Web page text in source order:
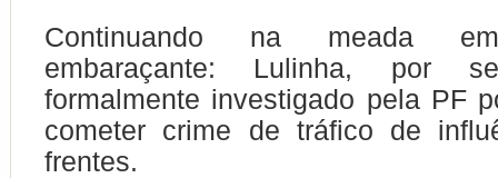
Continuando na meada
embaraçante: Lulinha, por
formalmente investigado pela PF
cometer crime de tráfico de
frentes.